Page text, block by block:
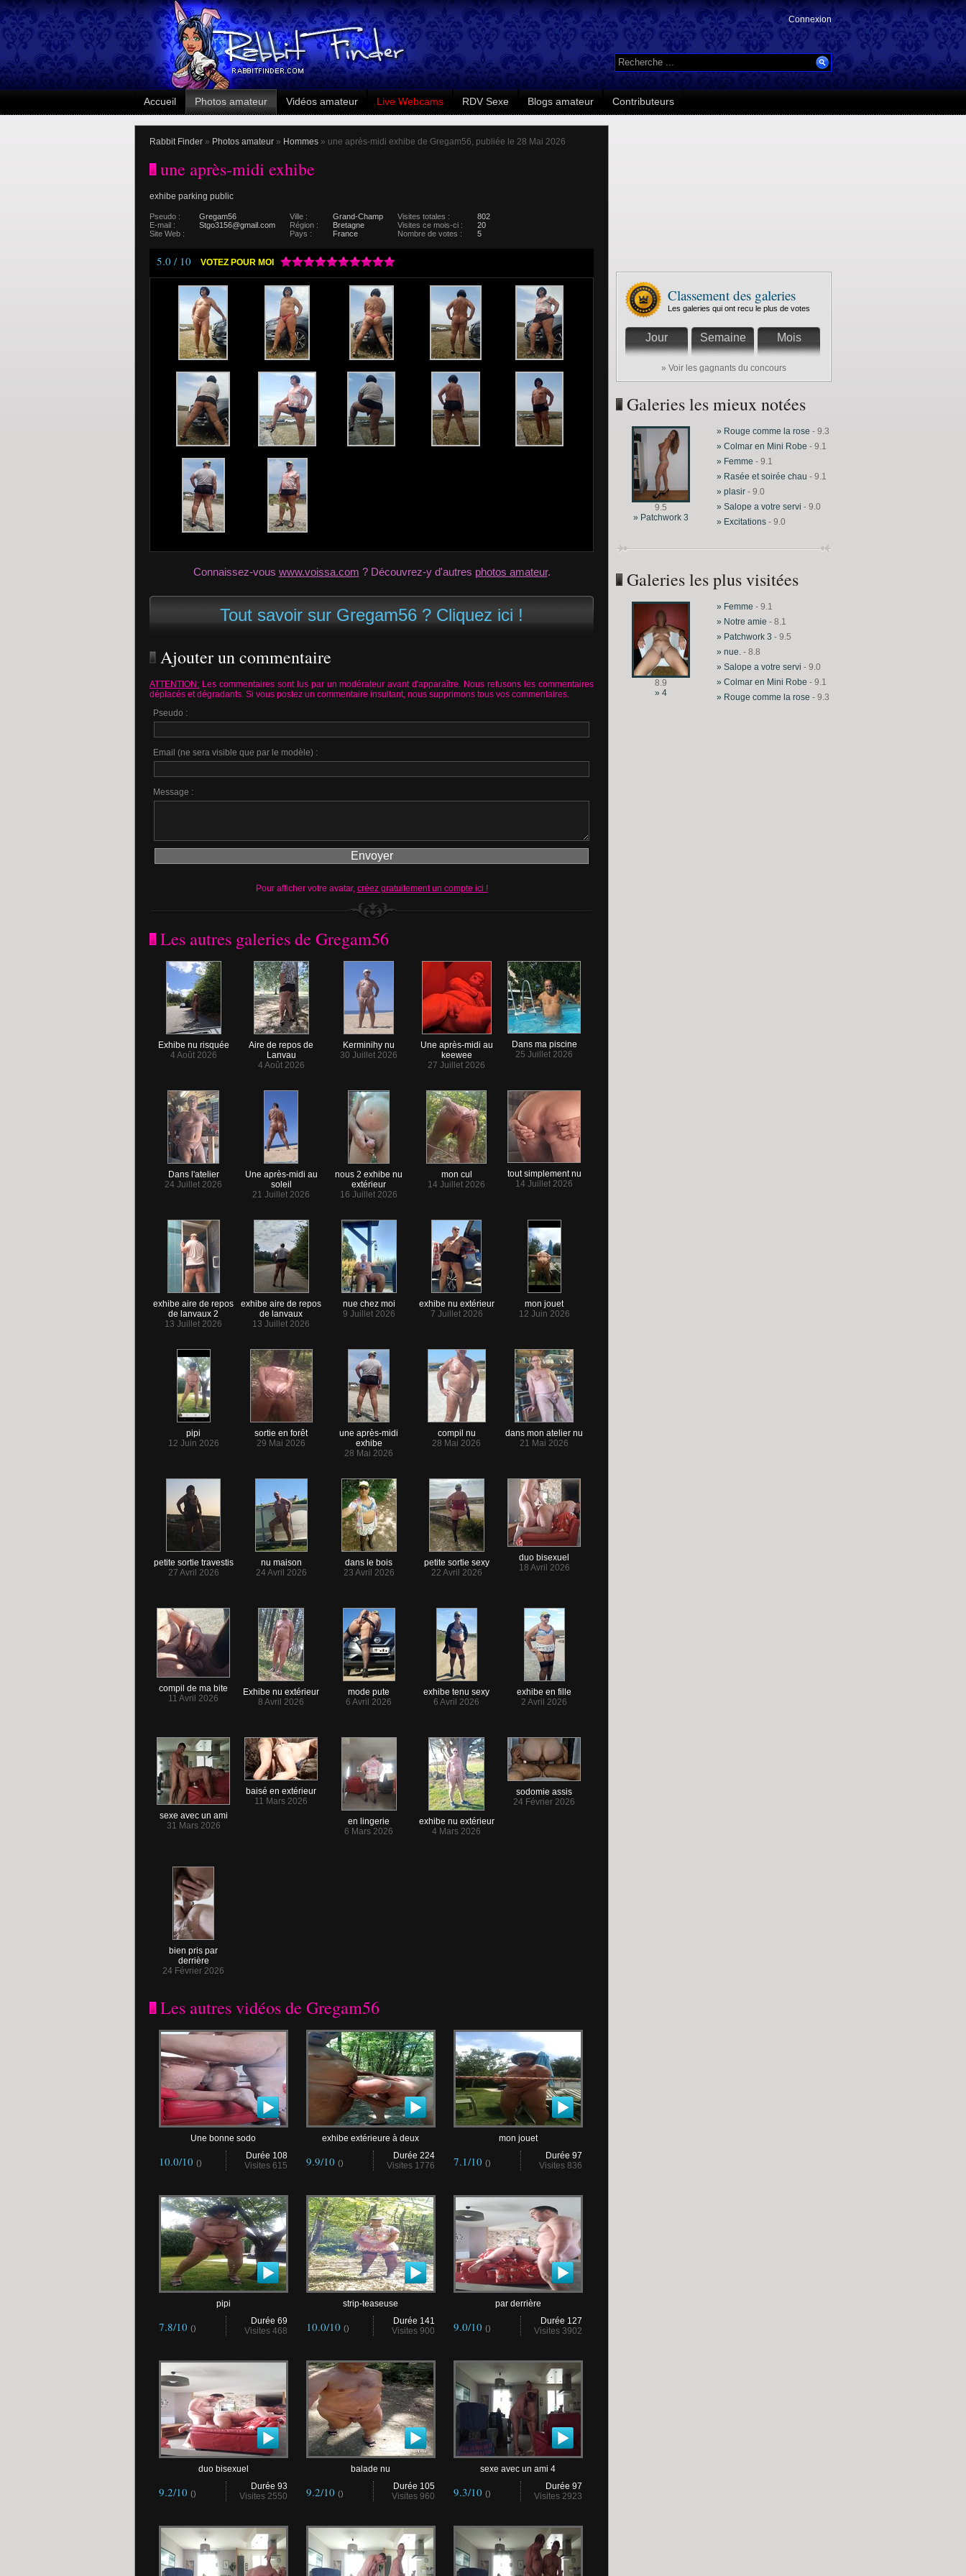
Connexion
Accueil Photos amateur Vidéos amateur Live Webcams RDV Sexe Blogs amateur Contributeurs
Rabbit Finder » Photos amateur » Hommes » une après-midi exhibe de Gregam56, publiée le 28 Mai 2026
une après-midi exhibe
exhibe parking public
Pseudo : Gregam56 Ville : Grand-Champ Visites totales :
802
E-mail :
Stgo3156@gmail.com Région : Bretagne Visites ce mois-ci :
20
Site Web :
Pays : France Nombre de votes : 5
5.0 / 10 VOTEZ POUR MOI
Connaissez-vous www.voissa.com ? Découvrez-y d'autres photos amateur.
Tout savoir sur Gregam56 ? Cliquez ici !
Ajouter un commentaire
ATTENTION: Les commentaires sont lus par un modérateur avant d'apparaître. Nous refusons les commentaires
déplacés et dégradants. Si vous postez un commentaire insultant, nous supprimons tous vos commentaires.
Pseudo :
Email (ne sera visible que par le modèle) :
Message :
Pour afficher votre avatar, créez gratuitement un compte ici !
Les autres galeries de Gregam56
Exhibe nu risquée
4 Août 2026
Aire de repos de
Lanvau
4 Août 2026
Kerminihy nu
30 Juillet 2026
Une après-midi au
keewee
27 Juillet 2026
Dans ma piscine
25 Juillet 2026
Dans l'atelier
24 Juillet 2026
Une après-midi au
soleil
21 Juillet 2026
nous 2 exhibe nu
extérieur
16 Juillet 2026
mon cul
14 Juillet 2026
tout simplement nu
14 Juillet 2026
exhibe aire de repos
de lanvaux 2
13 Juillet 2026
exhibe aire de repos
de lanvaux
13 Juillet 2026
nue chez moi
9 Juillet 2026
exhibe nu extérieur
7 Juillet 2026
mon jouet
12 Juin 2026
pipi
12 Juin 2026
sortie en forêt
29 Mai 2026
une après-midi
exhibe
28 Mai 2026
compil nu
28 Mai 2026
dans mon atelier nu
21 Mai 2026
petite sortie travestis
27 Avril 2026
nu maison
24 Avril 2026
dans le bois
23 Avril 2026
petite sortie sexy
22 Avril 2026
duo bisexuel
18 Avril 2026
compil de ma bite
11 Avril 2026
Exhibe nu extérieur
8 Avril 2026
mode pute
6 Avril 2026
exhibe tenu sexy
6 Avril 2026
exhibe en fille
2 Avril 2026
sexe avec un ami
31 Mars 2026
baisé en extérieur
11 Mars 2026
en lingerie
6 Mars 2026
exhibe nu extérieur
4 Mars 2026
sodomie assis
24 Février 2026
bien pris par
derrière
24 Février 2026
Les autres vidéos de Gregam56
Une bonne sodo
Durée 108
Visites 615
10.0/10 ()
exhibe extérieure à deux
Durée 224
Visites 1776
9.9/10 ()
mon jouet
Durée 97
Visites 836
7.1/10 ()
pipi
Durée 69
Visites 468
7.8/10 ()
strip-teaseuse
Durée 141
Visites 900
10.0/10 ()
par derrière
Durée 127
Visites 3902
9.0/10 ()
duo bisexuel
Durée 93
Visites 2550
9.2/10 ()
balade nu
Durée 105
Visites 960
9.2/10 ()
sexe avec un ami 4
Durée 97
Visites 2923
9.3/10 ()
Classement des galeries
Les galeries qui ont recu le plus de votes
Jour Semaine Mois
» Voir les gagnants du concours
Galeries les mieux notées
9.5
» Patchwork 3
» Rouge comme la rose - 9.3
» Colmar en Mini Robe - 9.1
» Femme - 9.1
» Rasée et soirée chau - 9.1
» plasir - 9.0
» Salope a votre servi - 9.0
» Excitations - 9.0
Galeries les plus visitées
8.9
» 4
» Femme - 9.1
» Notre amie - 8.1
» Patchwork 3 - 9.5
» nue. - 8.8
» Salope a votre servi - 9.0
» Colmar en Mini Robe - 9.1
» Rouge comme la rose - 9.3